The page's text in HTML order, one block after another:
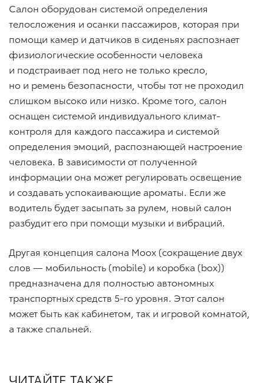
Салон оборудован системой определения
телосложения и осанки пассажиров, которая при
помощи камер и датчиков в сиденьях распознает
физиологические особенности человека
и подстраивает под него не только кресло,
но и ремень безопасности, чтобы тот не проходил
слишком высоко или низко. Кроме того, салон
оснащен системой индивидуального климат-
контроля для каждого пассажира и системой
определения эмоций, распознающей настроение
человека. В зависимости от полученной
информации она может регулировать освещение
и создавать успокаивающие ароматы. Если же
водитель будет засыпать за рулем, новый салон
разбудит его при помощи музыки и вибраций.
Другая концепция салона Moox (сокращение двух
слов — мобильность (mobile) и коробка (box))
предназначена для полностью автономных
транспортных средств 5-го уровня. Этот салон
может быть как кабинетом, так и игровой комнатой,
а также спальней.
ЧИТАЙТЕ ТАКЖЕ